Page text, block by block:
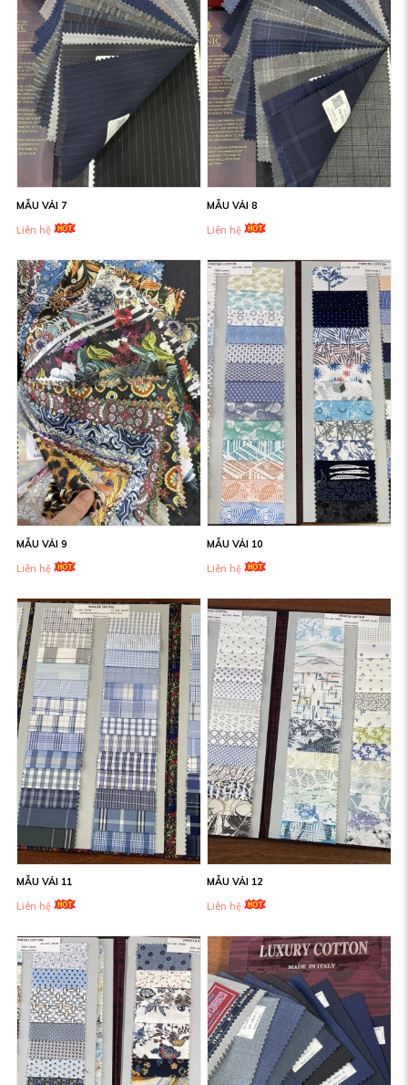
MẪU VẢI 7
Liên hệ
MẪU VẢI 8
Liên hệ
MẪU VẢI 9
Liên hệ
MẪU VẢI 10
Liên hệ
MẪU VẢI 11
Liên hệ
MẪU VẢI 12
Liên hệ